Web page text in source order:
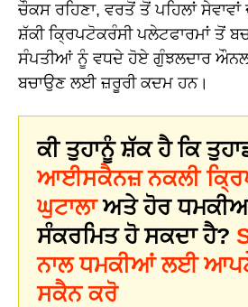
ਚੌਕਸ ਰਹਿਣਾ, ਵਰਤੋਂ ਤੋਂ ਪਹਿਲਾਂ
ਸ਼ੱਕੀ ਕ੍ਰਿਪਟੋਕਰੰਸੀ ਪਲੇਟਫਾਰਮਾਂ ਤੋਂ
ਸੰਪਤੀਆਂ ਨੂੰ ਵਧਦੇ ਹੋਏ ਗੁੰਝਲਦਾਰ
ਬਚਾਉਣ ਲਈ ਜ਼ਰੂਰੀ ਕਦਮ ਹਨ।
ਕੀ ਤੁਹਾਨੂੰ ਸ਼ੱਕ ਹੈ ਕਿ
ਆਈਸਕੈਨਜ਼ ਨਕਲੀ
ਘੁਟਾਲਾਅਤੇ ਹੋਰ
ਸੰਕਰਮਿਤ ਹੋ ਸਕਦਾ ਹੈ?
ਨਾਲ ਧਮਕੀਆਂ ਲਈ
ਸਕੈਨ ਕਰੋ